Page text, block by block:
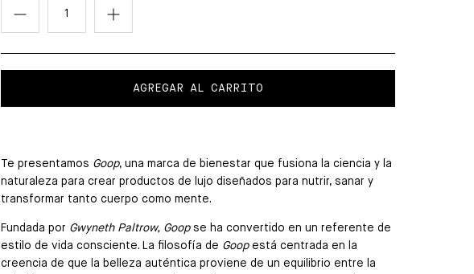
AGREGAR AL CARRITO
Te presentamos Goop, una marca de bienestar que fusiona la ciencia y la
naturaleza para crear productos de lujo diseñados para nutrir, sanar y
transformar tanto cuerpo como mente.
Fundada por Gwyneth Paltrow, Goopse ha convertido en un referente de
estilo de vida consciente. La filosofía de Goopestá centrada en la
creencia de que la belleza auténtica proviene de un equilibrio entre la